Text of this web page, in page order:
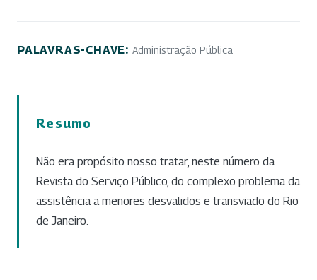
PALAVRAS-CHAVE: Administração Pública
Resumo
Não era propósito nosso tratar, neste número da
Revista do Serviço Público, do complexo problema da
assistência a menores desvalidos e transviado do Rio
de Janeiro.